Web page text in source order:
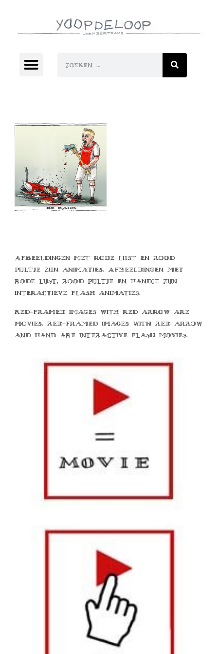
Afbeeldingen met rode lijst en rood
pijltje zijn animaties. Afbeeldingen met
rode lijst, rood pijltje en handje zijn
interactieve flash animaties.
Red-framed images with red arrow are
movies. Red-framed images with red arrow
and hand are interactive flash movies.